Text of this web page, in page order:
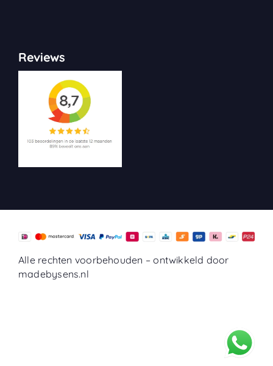
Reviews
Alle rechten voorbehouden –ontwikkeld door
madebysens.nl